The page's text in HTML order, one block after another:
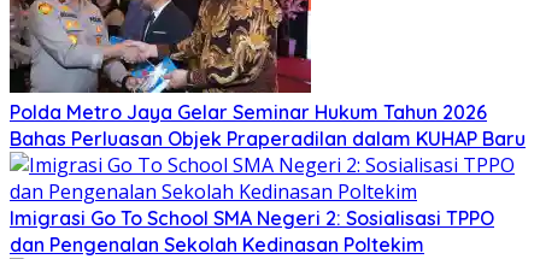
Polda Metro Jaya Gelar Seminar Hukum Tahun 2026
Bahas Perluasan Objek Praperadilan dalam KUHAP Baru
Imigrasi Go To School SMA Negeri 2: Sosialisasi TPPO
dan Pengenalan Sekolah Kedinasan Poltekim